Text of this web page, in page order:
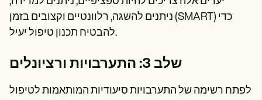
ניתנים להשגה, רלוונטיים וקצובים בזמן (SMART) כדי
להבטיח תכנון טיפול יעיל.
שלב 3: התערבויות ורציונלים
לפתח רשימה של התערבויות סיעודיות המותאמות לטיפול